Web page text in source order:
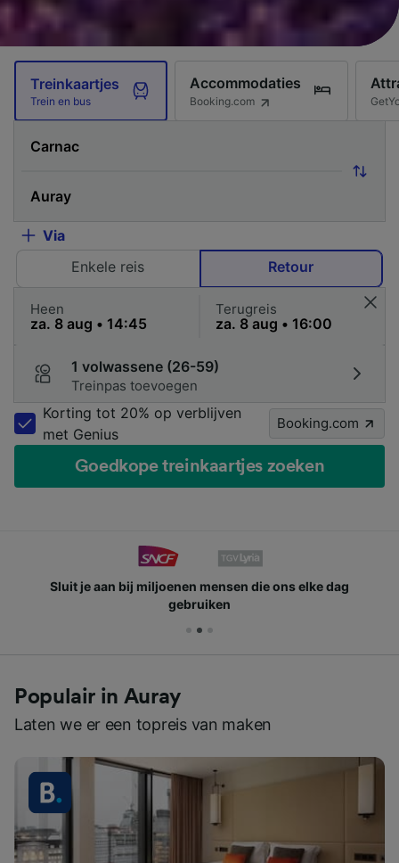
Treinkaartjes
Trein en bus
Accommodaties
Booking.com
Via
Enkele reis
Retour
Heen Terugreis
1 volwassene (26-59)
Treinpas toevoegen
Korting tot 20% op verblijven
met Genius
Booking.com
Goedkope treinkaartjes zoeken
Sluit je aan bij miljoenen mensen die ons elke dag
gebruiken
Populair in Auray
Laten we er een topreis van maken